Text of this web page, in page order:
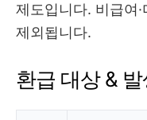
제도입니다. 비급여
제외됩니다.
환급 대상 &